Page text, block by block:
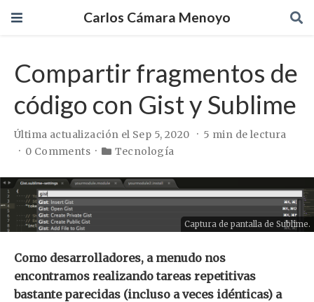
Carlos Cámara Menoyo
Compartir fragmentos de
código con Gist y Sublime
Última actualización el Sep 5, 2020
5 min de lectura
0 Comments
Tecnología
Captura de pantalla de Sublime.
Como desarrolladores, a menudo nos
encontramos realizando tareas repetitivas
bastante parecidas (incluso a veces idénticas) a